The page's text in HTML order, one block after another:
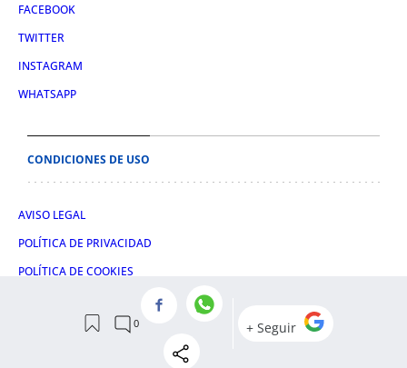
FACEBOOK
TWITTER
INSTAGRAM
WHATSAPP
CONDICIONES DE USO
AVISO LEGAL
POLÍTICA DE PRIVACIDAD
POLÍTICA DE COOKIES
CONDICIONES DE COMPRA
© 2026 OBELISCO DIGITAL S.L.